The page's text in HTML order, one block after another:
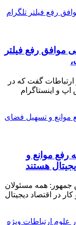
موافق رفع فیلتر
گفت که در
و اینستاگرام
موانع و
هستند
جمهور: همه مسئولان
در اقتصاد دیجیتال